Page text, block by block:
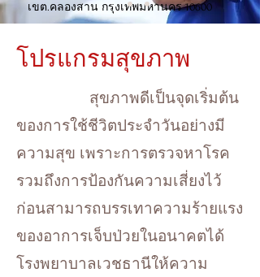
เขต.คลองสาน กรุงเทพมหานคร 10600
โปรแกรมสุขภาพ
สุขภาพดีเป็นจุดเริ่มต้น
ของการใช้ชีวิตประจำวันอย่างมี
ความสุข เพราะการตรวจหาโรค
รวมถึงการป้องกันความเสี่ยงไว้
ก่อนสามารถบรรเทาความร้ายแรง
ของอาการเจ็บป่วยในอนาคตได้
โรงพยาบาลเวชธานีให้ความ